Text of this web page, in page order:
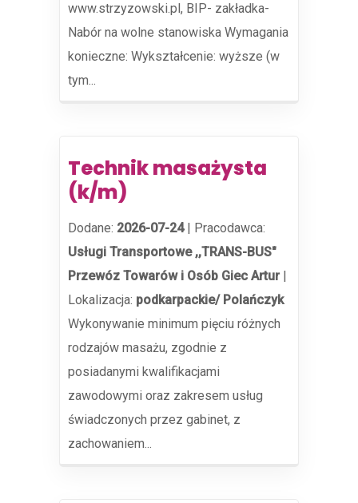
www.strzyzowski.pl, BIP- zakładka-
Nabór na wolne stanowiska Wymagania
konieczne: Wykształcenie: wyższe (w
tym...
Technik masażysta
(k/m)
Dodane: 2026-07-24| Pracodawca:
Usługi Transportowe ,,TRANS-BUS"
Przewóz Towarów i Osób Giec Artur|
Lokalizacja: podkarpackie/ Polańczyk
Wykonywanie minimum pięciu różnych
rodzajów masażu, zgodnie z
posiadanymi kwalifikacjami
zawodowymi oraz zakresem usług
świadczonych przez gabinet, z
zachowaniem...